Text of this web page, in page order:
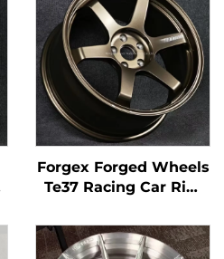
Forgex Forged Wheels
Te37 Racing Car Rim
5x114.3 Aluminium
Custom Forged Fælge